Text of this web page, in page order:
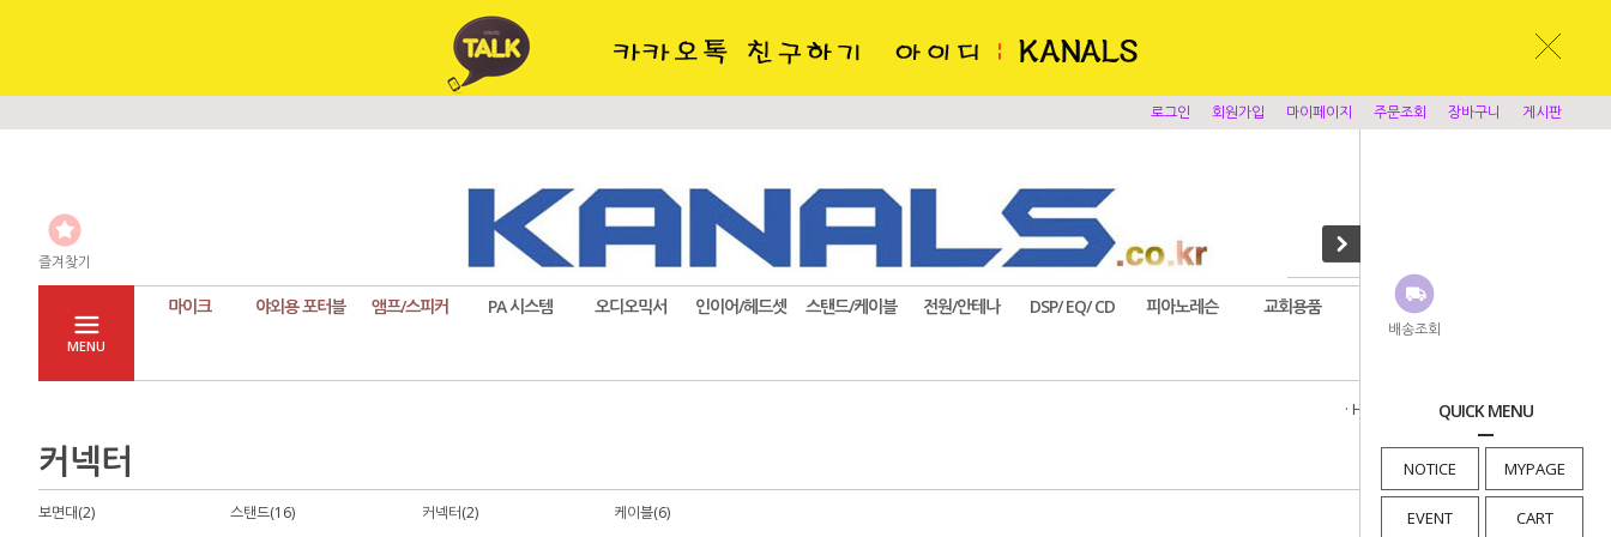
배송조회
QUICK MENU
NOTICE MYPAGE
EVENT CART
로그인 회원가입 마이페이지 주문조회 장바구니 게시판
즐겨찾기
MENU
마이크 야외용 포터블 앰프/스피커 PA 시스템 오디오믹서 인이어/헤드셋 스탠드/케이블 전원/안테나 DSP/ EQ/ CD 피아노레슨 교회용품 앰프시스템
· HOME 스탠드/케이블>커넥터
커넥터
보면대(2) 스탠드(16) 커넥터(2) 케이블(6)